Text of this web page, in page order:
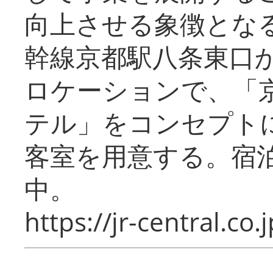
向上させる象徴とな
幹線京都駅八条東口
ロケーションで、「
テル」をコンセプト
客室を用意する。宿
中。
https://jr-